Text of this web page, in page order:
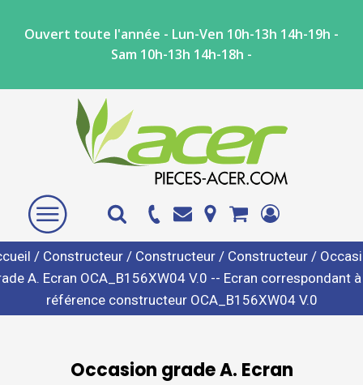
Ouvert toute l'année - Lun-Ven 10h-13h 14h-19h -
Sam 10h-13h 14h-18h -
/ Constructeur/ Constructeur/ Constructeur/
A. Ecran OCA_B156XW04 V.0 -- Ecran correspondant
référence constructeur OCA_B156XW04 V.0
Occasion grade A. Ecran